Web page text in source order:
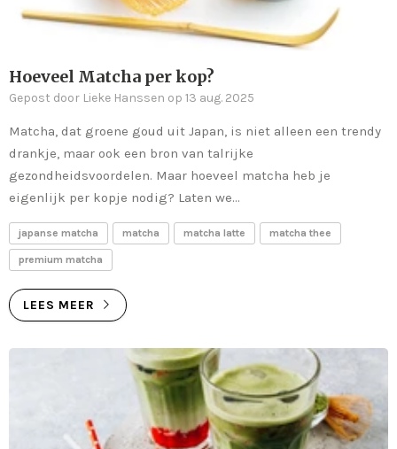
Hoeveel Matcha per kop?
Gepost door Lieke Hanssen op 13 aug. 2025
Matcha, dat groene goud uit Japan, is niet alleen een trendy
drankje, maar ook een bron van talrijke
gezondheidsvoordelen. Maar hoeveel matcha heb je
eigenlijk per kopje nodig? Laten we...
japanse matcha matcha matcha latte matcha thee
premium matcha
LEES MEER